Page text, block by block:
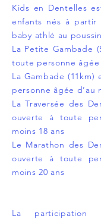
Kids en Dentelles
enfants nés à partir
baby athlé au
La Petite Gambade
toute personne âgée
La Gambade
personne âgée d’au
La Traversée des
ouverte à toute
moins 18 ans
Le Marathon des
ouverte à toute
moins 20 ans
La